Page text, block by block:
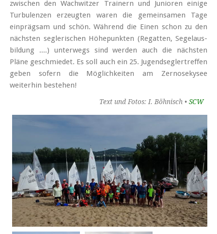
zwischen den Wachwitzer Trainern und Junioren einige
Turbulenzen erzeugten waren die gemeinsamen Tage
einprägsam und schön. Während die Einen schon zu den
nächsten segler­ischen Höhe­punkten (Regatten, Segel­aus­
bildung ....) unterwegs sind werden auch die nächsten
Pläne geschmiedet. Es soll auch ein 25. Jugend­segler­treffen
geben sofern die Möglich­keiten am Zernosekysee
weiterhin bestehen!
Text und Fotos: I. Böhnisch • SCW